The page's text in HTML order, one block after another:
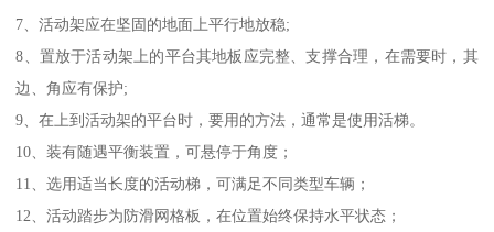
7、活动架应在坚固的地面上平行地放稳;
8、置放于活动架上的平台其地板应完整、支撑合理，在需要时，其
边、角应有保护;
9、在上到活动架的平台时，要用的方法，通常是使用活梯。
10、装有随遇平衡装置，可悬停于角度；
11、选用适当长度的活动梯，可满足不同类型车辆；
12、活动踏步为防滑网格板，在位置始终保持水平状态；